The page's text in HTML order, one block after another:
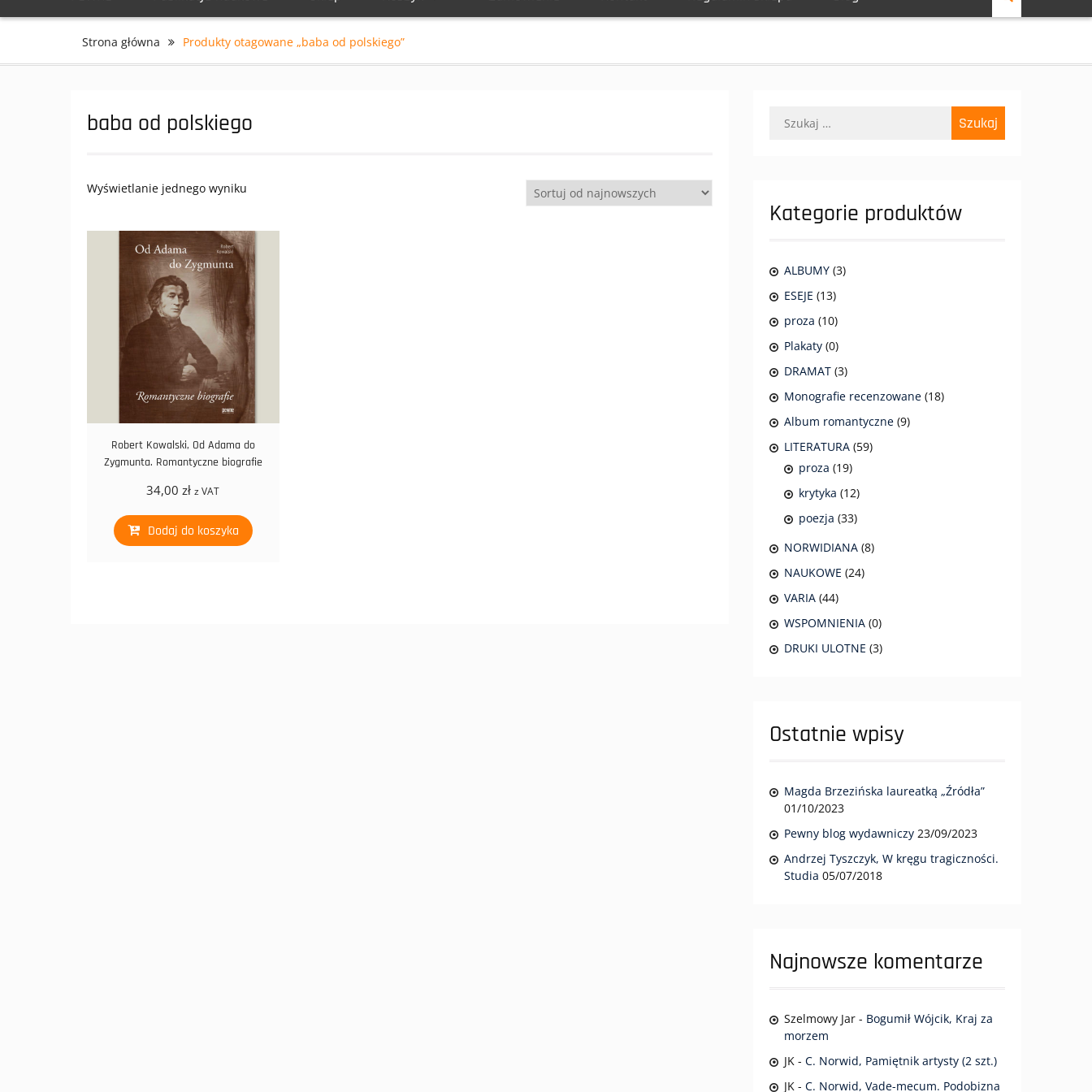
Strona główna Produkty otagowane „baba od polskiego”
baba od polskiego
Wyświetlanie jednego wyniku
Robert Kowalski, Od Adama do
Zygmunta. Romantyczne biografie
34,00zł z VAT
Dodaj do koszyka
Kategorie produktów
ALBUMY (3)
ESEJE (13)
proza (10)
Plakaty (0)
DRAMAT (3)
Monografie recenzowane (18)
Album romantyczne (9)
LITERATURA (59)
proza (19)
krytyka (12)
poezja (33)
NORWIDIANA (8)
NAUKOWE (24)
VARIA (44)
WSPOMNIENIA (0)
DRUKI ULOTNE (3)
Ostatnie wpisy
Magda Brzezińska laureatką „Źródła”
01/10/2023
Pewny blog wydawniczy 23/09/2023
Andrzej Tyszczyk, W kręgu tragiczności.
Studia 05/07/2018
Najnowsze komentarze
Szelmowy Jar - Bogumił Wójcik, Kraj za
morzem
JK - C. Norwid, Pamiętnik artysty (2 szt.)
JK - C. Norwid, Vade-mecum. Podobizna